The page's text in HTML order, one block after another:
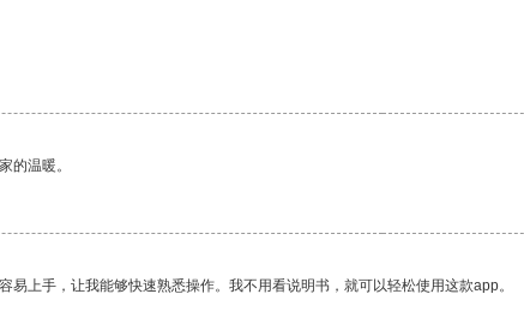
的温暖。
易上手，让我能够快速熟悉操作。我不用看说明书，就可以轻松使用这款app。